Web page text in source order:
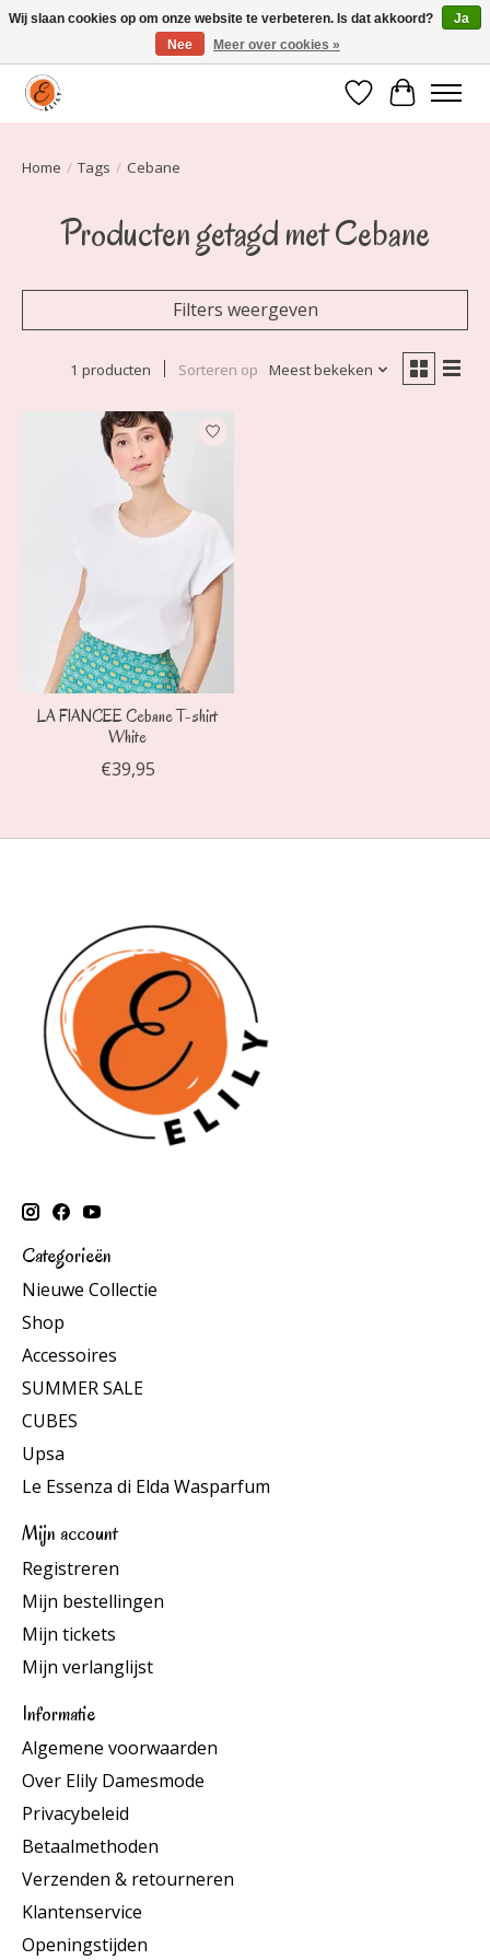
Elily is er om jou te laten stralen! Mode vanaf maat 34 t/m 54
Verlanglijst
Home / Tags / Cebane
Producten getagd met Cebane
Filters weergeven
1 producten Sorteren op Meest bekeken
LA FIANCEE Cebane T-shirt
White
€39,95
Categorieën
Nieuwe Collectie
Shop
Accessoires
SUMMER SALE
CUBES
Upsa
Le Essenza di Elda Wasparfum
Mijn account
Registreren
Mijn bestellingen
Mijn tickets
Mijn verlanglijst
Informatie
Algemene voorwaarden
Over Elily Damesmode
Privacybeleid
Betaalmethoden
Verzenden & retourneren
Klantenservice
Openingstijden
Wij slaan cookies op om onze website te verbeteren. Is dat akkoord?
Ja
Nee
Meer over cookies »